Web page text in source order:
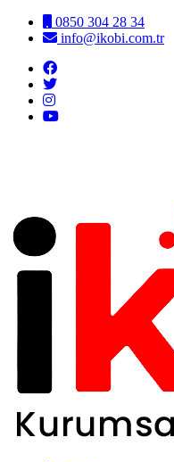
0850 304 28 34
info@ikobi.com.tr